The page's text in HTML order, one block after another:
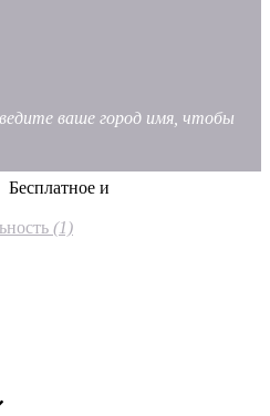
ваше город имя, чтобы
Бесплатное и
(1)